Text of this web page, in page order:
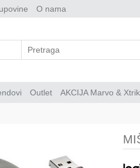
O nama
Outlet AKCIJA Marvo &